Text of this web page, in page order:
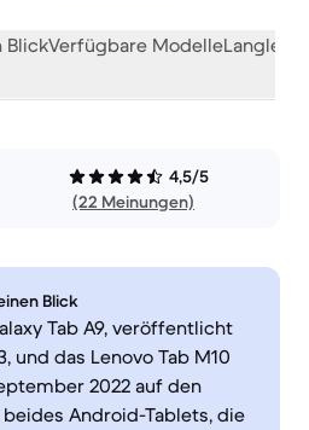
BlickVerfügbare Modelle
4,5/5
(22 Meinungen)
Blick
Tab A9, veröffentlicht
und das Lenovo Tab M10
2022 auf den
Android-Tablets, die